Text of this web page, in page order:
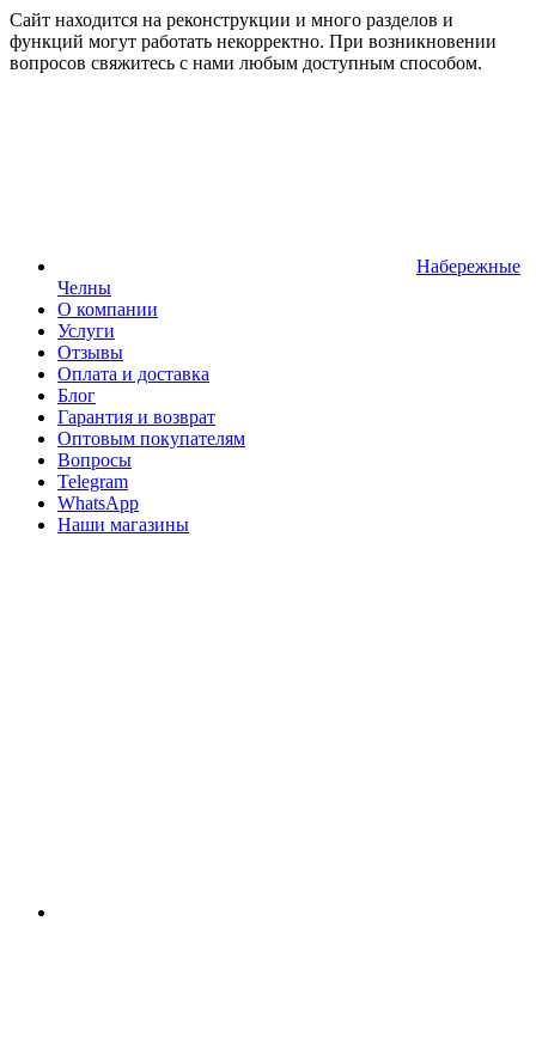
Сайт находится на реконструкции и много разделов и
функций могут работать некорректно. При возникновении
вопросов свяжитесь с нами любым доступным способом.
Набережные
Челны
О компании
Услуги
Отзывы
Оплата и доставка
Блог
Гарантия и возврат
Оптовым покупателям
Вопросы
Telegram
WhatsApp
Наши магазины